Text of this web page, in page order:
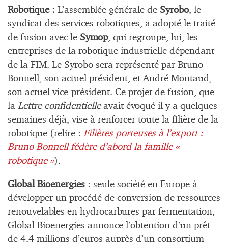
Robotique : L’assemblée générale de Syrobo, le
syndicat des services robotiques, a adopté le traité
de fusion avec le Symop, qui regroupe, lui, les
entreprises de la robotique industrielle dépendant
de la FIM. Le Syrobo sera représenté par Bruno
Bonnell, son actuel président, et André Montaud,
son actuel vice-président. Ce projet de fusion, que
la Lettre confidentielleavait évoqué il y a quelques
semaines déjà, vise à renforcer toute la filière de la
robotique (relire : Filières porteuses à l’export :
Bruno Bonnell fédère d’abord la famille «
robotique »).
Global Bioenergies : seule société en Europe à
développer un procédé de conversion de ressources
renouvelables en hydrocarbures par fermentation,
Global Bioenergies annonce l’obtention d’un prêt
de 4,4 millions d’euros auprès d’un consortium